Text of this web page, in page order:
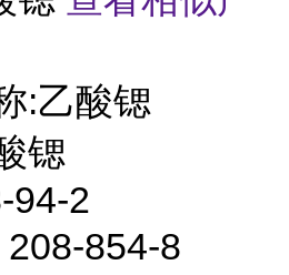
:乙酸锶
锶
94-2
854-8